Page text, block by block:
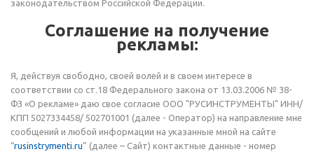
законодательством Российской Федерации.
Cоглашение на получение
рекламы:
Я, действуя свободно, своей волей и в своем интересе в
соответствии со ст.18 Федерального закона от 13.03.2006 № 38-
ФЗ «О рекламе» даю свое согласие ООО "РУСИНСТРУМЕНТЫ" ИНН/
КПП 5027334458/ 502701001 (далее - Оператор) на направление мне
сообщений и любой информации на указанные мной на сайте
“rusinstrymenti.ru” (далее – Сайт) контактные данные - номер